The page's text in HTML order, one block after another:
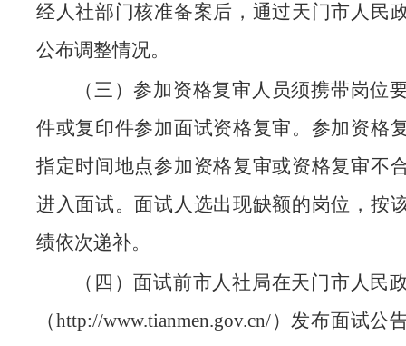
经人社部门核准备案后，通过天门市人民
公布调整情况。
（三）参加资格复审人员须携带岗位
件或复印件参加面试资格复审。参加资格
指定时间地点参加资格复审或资格复审不
进入面试。面试人选出现缺额的岗位，按
绩依次递补。
（四）面试前市人社局在天门市人民
（http://www.tianmen.gov.cn/）发布面试公